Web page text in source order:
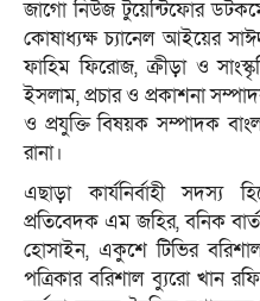
জাগো নিউজ টুয়েন্টিফোর
কোষাধ্যক্ষ চ্যানেল আইয়ের
ফাহিম ফিরোজ, ক্রীড়া ও
ইসলাম, প্রচার ও প্রকাশনা
ও প্রযুক্তি বিষয়ক সম্পাদক
রানা।
এছাড়া কার্যনির্বাহী সদস্য
প্রতিবেদক এম জহির, বনিক
হোসাইন, একুশে টিভির
পত্রিকার বরিশাল ব্যুরো খান